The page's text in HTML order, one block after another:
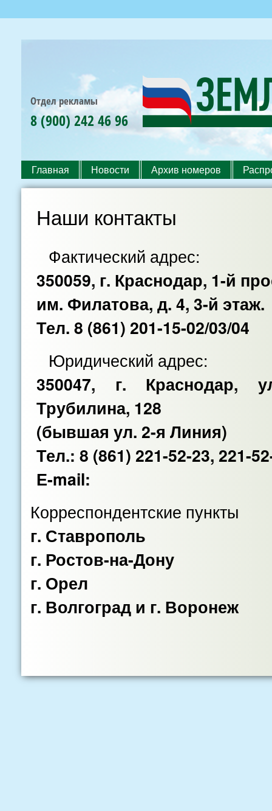
Отдел рекламы
8 (900) 242 46 96
Земля
и
Жизнь
РОССИЙСКАЯ
АГРАРНАЯ
ГАЗЕТА
Главное меню
Главная Новости Архив номеров
Наши контакты
Фактический адрес:
350059, г. Краснодар, 1-й
им. Филатова, д. 4, 3-й этаж.
Тел. 8 (861) 201-15-02/03/04
Юридический адрес:
350047, г. Краснодар,
Трубилина, 128
(бывшая ул. 2-я Линия)
Тел.: 8 (861) 221-52-23, 221-
Е-mail:
Корреспондентские пункты
г. Ставрополь
г. Ростов-на-Дону
г. Орел
г. Волгоград и г. Воронеж